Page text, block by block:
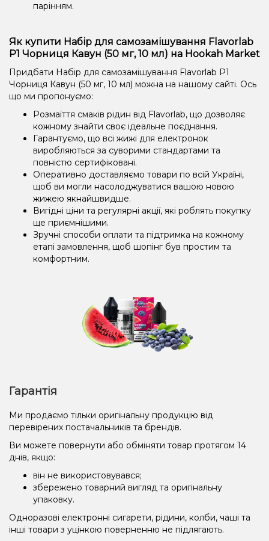
парінням.
Як купити Набір для самозамішування Flavorlab
Р1 Чорниця Кавун (50 мг, 10 мл) на Hookah Market
Придбати Набір для самозамішування Flavorlab Р1
Чорниця Кавун (50 мг, 10 мл) можна на нашому сайті. Ось
що ми пропонуємо:
Розмаїття смаків рідин від Flavorlab, що дозволяє
кожному знайти своє ідеальне поєднання.
Гарантуємо, що всі жижі для електронок
виробляються за суворими стандартами та
повністю сертифіковані.
Оперативно доставляємо товари по всій Україні,
щоб ви могли насолоджуватися вашою новою
жижею якнайшвидше.
Вигідні ціни та регулярні акції, які роблять покупку
ще приємнішими.
Зручні способи оплати та підтримка на кожному
етапі замовлення, щоб шопінг був простим та
комфортним.
Гарантія
Ми продаємо тільки оригінальну продукцію від
перевірених постачальників та брендів.
Ви можете повернути або обміняти товар протягом 14
днів, якщо:
він не використовувався;
збережено товарний вигляд та оригінальну
упаковку.
Одноразові електронні сигарети, рідини, колби, чаші та
інші товари з уцінкою поверненню не підлягають.